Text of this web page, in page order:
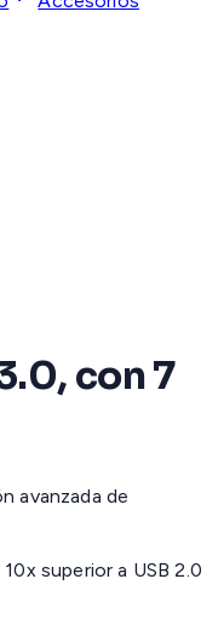
con 7
avanzada de
superior a USB 2.0